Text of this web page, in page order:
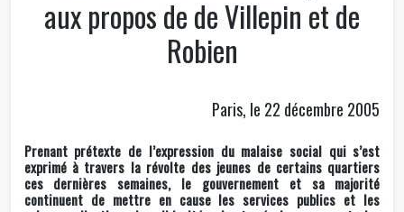
aux propos de de Villepin et de
Robien
Paris, le 22 décembre 2005
Prenant prétexte de l’expression du malaise social qui s’est
exprimé à travers la révolte des jeunes de certains quartiers
ces dernières semaines, le gouvernement et sa majorité
continuent de mettre en cause les services publics et les